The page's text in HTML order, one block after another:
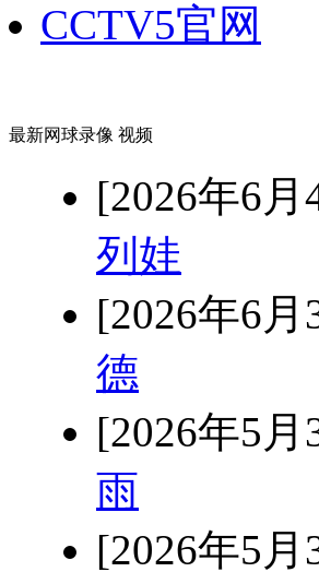
CCTV5官网
最新网球录像 视频
[2026年6月
列娃
[2026年6月
德
[2026年5月
雨
[2026年5月